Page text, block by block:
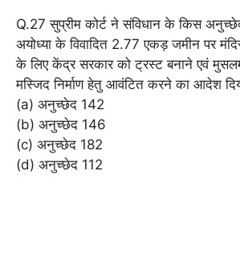
Q.27 सुप्रीम कोर्ट ने संविधान के किस
अयोध्या के विवादित 2.77 एकड़ जमीन पर
के लिए केंद्र सरकार को ट्रस्ट बनाने एवं
मस्जिद निर्माण हेतु आवंटित करने का आदेश
(a) अनुच्छेद 142
(b) अनुच्छेद 146
(c) अनुच्छेद 182
(d) अनुच्छेद 112